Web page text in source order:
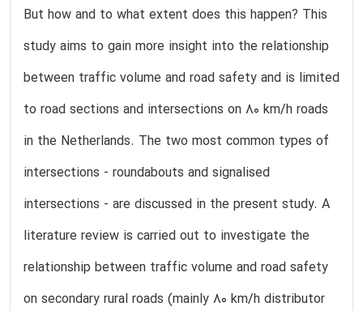
But how and to what extent does this happen? This
study aims to gain more insight into the relationship
between traffic volume and road safety and is limited
to road sections and intersections on 80 km/h roads
in the Netherlands. The two most common types of
intersections - roundabouts and signalised
intersections - are discussed in the present study. A
literature review is carried out to investigate the
relationship between traffic volume and road safety
on secondary rural roads (mainly 80 km/h distributor